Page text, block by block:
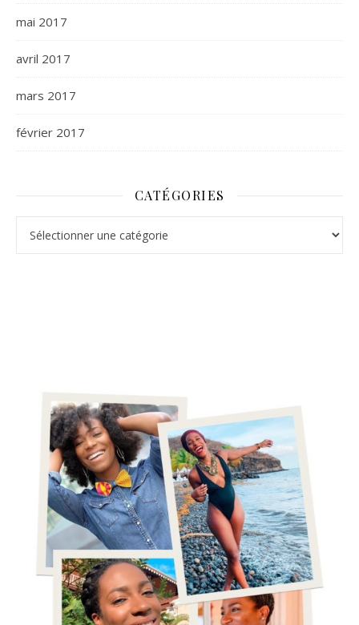
mai 2017
avril 2017
mars 2017
février 2017
CATÉGORIES